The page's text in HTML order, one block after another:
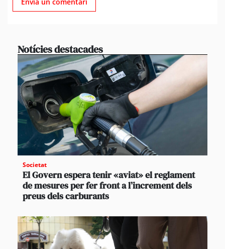
Notícies destacades
Societat
El Govern espera tenir «aviat» el reglament
de mesures per fer front a l’increment dels
preus dels carburants